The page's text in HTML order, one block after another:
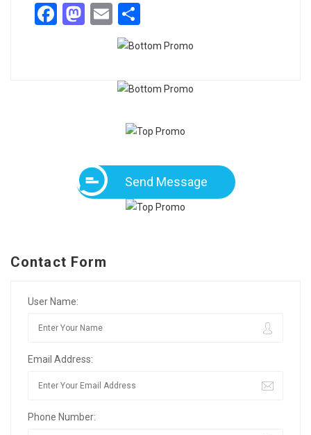
Facebook
Mastodon
Email
Send Message
Contact Form
User Name:
Email Address:
Phone Number: